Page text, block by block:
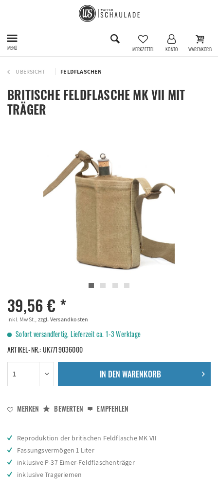
MENÜ MERKZETTEL KONTO WARENKORB
ÜBERSICHT FELDFLASCHEN
BRITISCHE FELDFLASCHE MK VII MIT
TRÄGER
39,56 € *
inkl. MwSt., zzgl. Versandkosten
Sofort versandfertig, Lieferzeit ca. 1-3 Werktage
ARTIKEL-NR.:UK7719036000
IN DEN WARENKORB
MERKEN BEWERTEN EMPFEHLEN
Reproduktion der britischen Feldflasche MK VII
Fassungsvermögen 1 Liter
inklusive P-37 Eimer-Feldflaschenträger
inklusive Trageriemen